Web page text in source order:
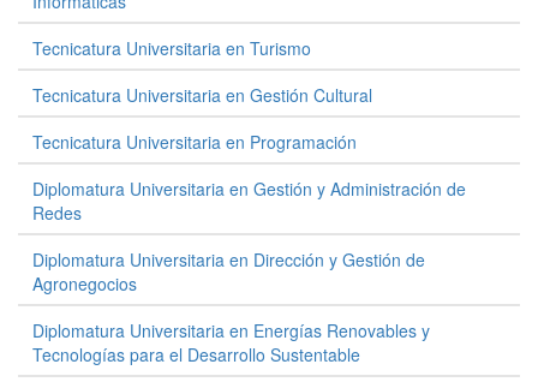
Tecnicatura Universitaria en Turismo
Tecnicatura Universitaria en Gestión Cultural
Tecnicatura Universitaria en Programación
Diplomatura Universitaria en Gestión y Administración de
Redes
Diplomatura Universitaria en Dirección y Gestión de
Agronegocios
Diplomatura Universitaria en Energías Renovables y
Tecnologías para el Desarrollo Sustentable